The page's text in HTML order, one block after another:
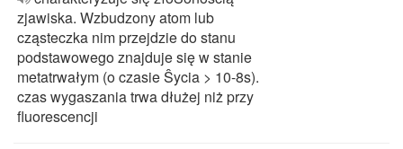
zjawiska. Wzbudzony atom lub
cząsteczka nim przejdzie do stanu
podstawowego znajduje się w stanie
metatrwałym (o czasie Ŝycia > 10-8s).
czas wygaszania trwa dłużej niż przy
fluorescencji